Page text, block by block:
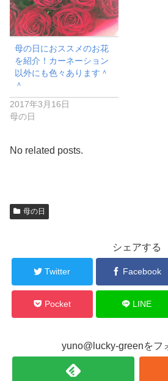
母の日におススメのお花
を紹介！カーネーション
以外にも色々あります＾
＾
2017年3月16日
母の日
No related posts.
母の日
シェアする
Twitter Facebook
Pocket LINE
yuno@lucky-greenをフ